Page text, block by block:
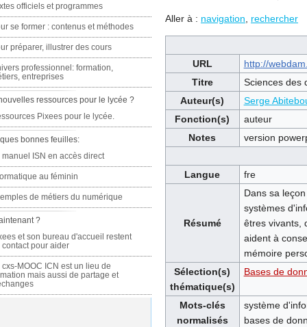
Aller à : navigation, rechercher
URL
http://
Titre
Sciences des
Auteur(s)
Serge
Fonction(s)
auteur
Notes
version
Langue fre
Résumé
Dans sa
systèmes
êtres vivants,
aident à
mémoire
Sélection(s)
thématique(s)
Bases de
Mots-clés
normalisés
système
bases de
officiels et programmes
se former : contenus et méthodes
préparer, illustrer des cours
professionnel: formation,
entreprises
ressources pour le lycée ?
Pixees pour le lycée.
bonnes feuilles:
manuel ISN en accès direct
au féminin
de métiers du numérique
?
et son bureau d'accueil restent
contact pour aider
cxs-MOOC ICN est un lieu de
mais aussi de partage et